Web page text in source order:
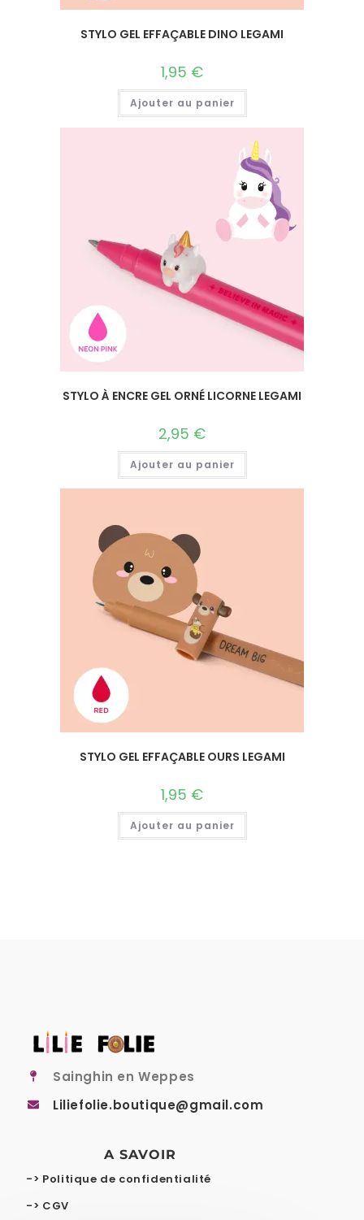
STYLO GEL EFFAÇABLE DINO LEGAMI
1,95 €
Ajouter au panier
STYLO À ENCRE GEL ORNÉ LICORNE LEGAMI
2,95 €
Ajouter au panier
STYLO GEL EFFAÇABLE OURS LEGAMI
1,95 €
Ajouter au panier
Sainghin en Weppes
Liliefolie.boutique@gmail.com
A SAVOIR
-> Politique de confidentialité
-> CGV